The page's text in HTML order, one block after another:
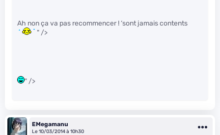
Ah non ça va pas recommencer ! ‘sont jamais contents
" />
" />
EMegamanu
Le 10/03/2014 à 10h30